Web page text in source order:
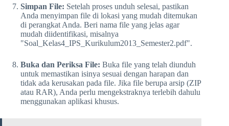
Simpan File: Setelah proses unduh selesai, pastikan
Anda menyimpan file di lokasi yang mudah ditemukan
di perangkat Anda. Beri nama file yang jelas agar
mudah diidentifikasi, misalnya
"Soal_Kelas4_IPS_Kurikulum2013_Semester2.pdf".
Buka dan Periksa File: Buka file yang telah diunduh
untuk memastikan isinya sesuai dengan harapan dan
tidak ada kerusakan pada file. Jika file berupa arsip (ZIP
atau RAR), Anda perlu mengekstraknya terlebih dahulu
menggunakan aplikasi khusus.